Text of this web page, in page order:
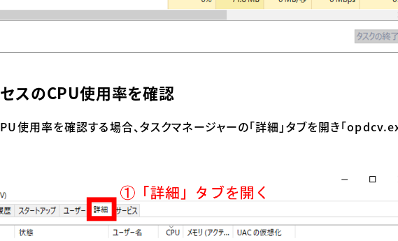
スのCPU使用率を確認
使用率を確認する場合、タスクマネージャーの「詳細」タブを開き「